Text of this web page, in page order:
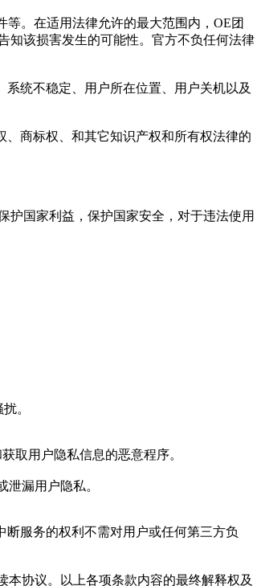
等。在适用法律允许的最大范围内，OE团
知该损害发生的可能性。官方不负任何法律
统不稳定、用户所在位置、用户关机以及
商标权、和其它知识产权和所有权法律的
国家利益，保护国家安全，对于违法使用
。
取用户隐私信息的恶意程序。
漏用户隐私。
服务的权利不需对用户或任何第三方负
协议。以上各项条款内容的最终解释权及